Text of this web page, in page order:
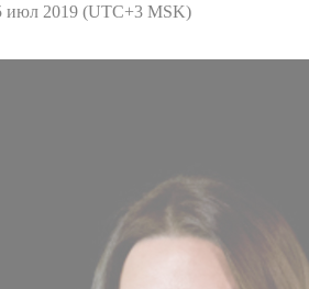
июл 2019 (UTC+3 MSK)